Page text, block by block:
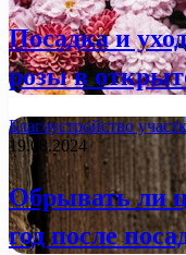
Посадка и
розы в
Благоустройство
19.08.2024
Обрывать ли
год после